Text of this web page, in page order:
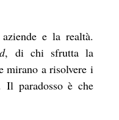
e la realtà.
, di chi sfrutta la
mirano a risolvere i
Il paradosso è che